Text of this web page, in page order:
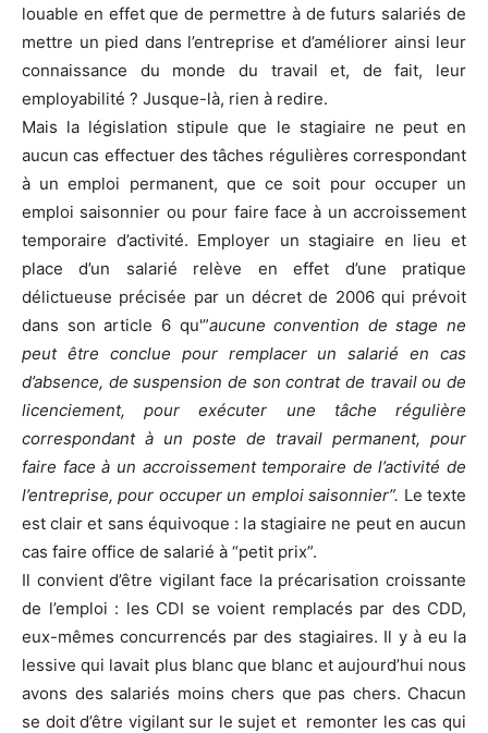
louable en effet que de permettre à de futurs salariés de
mettre un pied dans l’entreprise et d’améliorer ainsi leur
connaissance du monde du travail et, de fait, leur
employabilité ? Jusque-là, rien à redire.
Mais la législation stipule que le stagiaire ne peut en
aucun cas effectuer des tâches régulières correspondant
à un emploi permanent, que ce soit pour occuper un
emploi saisonnier ou pour faire face à un accroissement
temporaire d’activité. Employer un stagiaire en lieu et
place d’un salarié relève en effet d’une pratique
délictueuse précisée par un décret de 2006 qui prévoit
dans son article 6 qu'”aucune convention de stage ne
peut être conclue pour remplacer un salarié en cas
d’absence, de suspension de son contrat de travail ou de
licenciement, pour exécuter une tâche régulière
correspondant à un poste de travail permanent, pour
faire face à un accroissement temporaire de l’activité de
l’entreprise, pour occuper un emploi saisonnier”. Le texte
est clair et sans équivoque : la stagiaire ne peut en aucun
cas faire office de salarié à “petit prix”.
Il convient d’être vigilant face la précarisation croissante
de l’emploi : les CDI se voient remplacés par des CDD,
eux-mêmes concurrencés par des stagiaires. Il y à eu la
lessive qui lavait plus blanc que blanc et aujourd’hui nous
avons des salariés moins chers que pas chers. Chacun
se doit d’être vigilant sur le sujet et remonter les cas qui